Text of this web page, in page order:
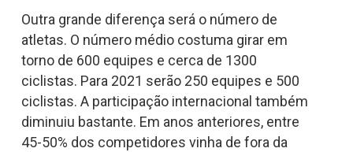
Outra grande diferença será o número de
atletas. O número médio costuma girar em
torno de 600 equipes e cerca de 1300
ciclistas. Para 2021 serão 250 equipes e 500
ciclistas. A participação internacional também
diminuiu bastante. Em anos anteriores, entre
45-50% dos competidores vinha de fora da